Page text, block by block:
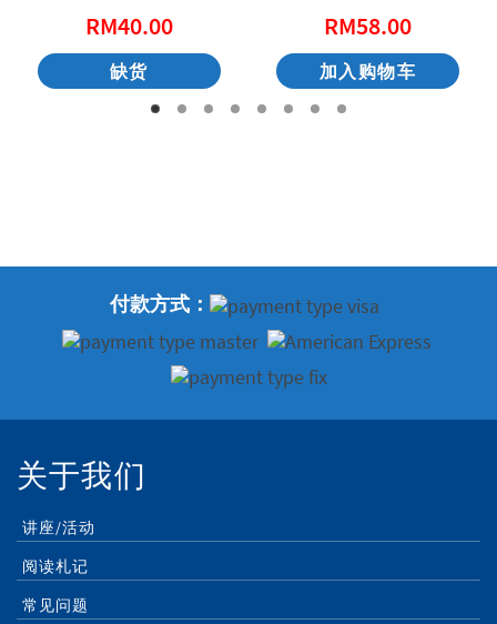
RM40.00
缺货
RM58.00
加入购物车
付款方式：
关于我们
讲座/活动
阅读札记
常见问题